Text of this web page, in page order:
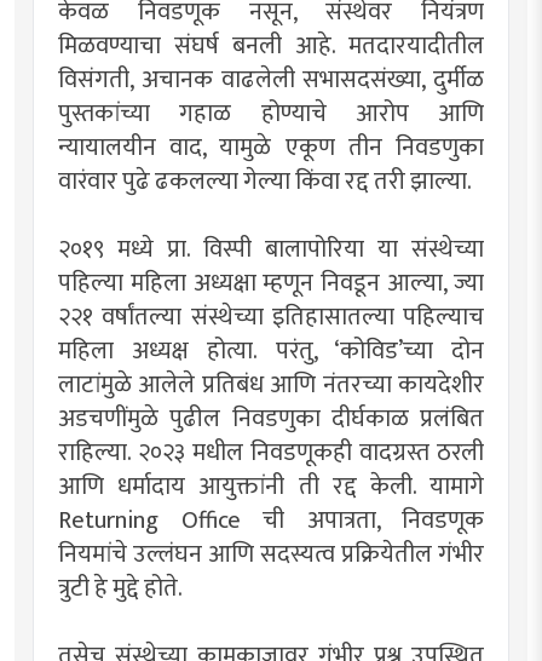
केवळ निवडणूक नसून, संस्थेवर नियंत्रण
मिळवण्याचा संघर्ष बनली आहे. मतदारयादीतील
विसंगती, अचानक वाढलेली सभासदसंख्या, दुर्मीळ
पुस्तकांच्या गहाळ होण्याचे आरोप आणि
न्यायालयीन वाद, यामुळे एकूण तीन निवडणुका
वारंवार पुढे ढकलल्या गेल्या किंवा रद्द तरी झाल्या.
२०१९ मध्ये प्रा. विस्पी बालापोरिया या संस्थेच्या
पहिल्या महिला अध्यक्षा म्हणून निवडून आल्या, ज्या
२२१ वर्षांतल्या संस्थेच्या इतिहासातल्या पहिल्याच
महिला अध्यक्ष होत्या. परंतु, ‘कोविड’च्या दोन
लाटांमुळे आलेले प्रतिबंध आणि नंतरच्या कायदेशीर
अडचणींमुळे पुढील निवडणुका दीर्घकाळ प्रलंबित
राहिल्या. २०२३ मधील निवडणूकही वादग्रस्त ठरली
आणि धर्मादाय आयुक्तांनी ती रद्द केली. यामागे
Returning Office ची अपात्रता, निवडणूक
नियमांचे उल्लंघन आणि सदस्यत्व प्रक्रियेतील गंभीर
त्रुटी हे मुद्दे होते.